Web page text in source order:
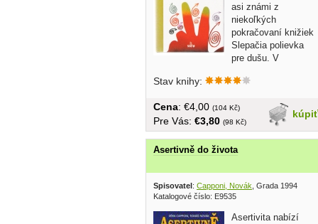
asi známi z
niekoľkých
pokračovaní knižiek
Slepačia polievka
pre dušu. V
Stav knihy:
kúpiť
Cena: €4,00 (104 Kč)
Pre Vás: €3,80 (98 Kč)
Asertivně do života
Spisovatel : Capponi, Novák , Grada 1994
Katalogové číslo: E9535
Asertivita nabízí